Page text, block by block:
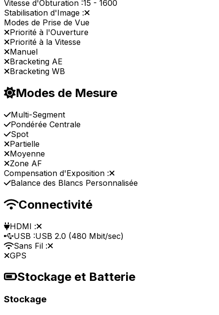
Vitesse d'Obturation :15 - 1600
Stabilisation d'Image :
Modes de Prise de Vue
Priorité à l'Ouverture
Priorité à la Vitesse
Manuel
Bracketing AE
Bracketing WB
Modes de Mesure
Multi-Segment
Pondérée Centrale
Spot
Partielle
Moyenne
Zone AF
Compensation d'Exposition :
Balance des Blancs Personnalisée
Connectivité
HDMI :
USB :USB 2.0 (480 Mbit/sec)
Sans Fil :
GPS
Stockage et Batterie
Stockage